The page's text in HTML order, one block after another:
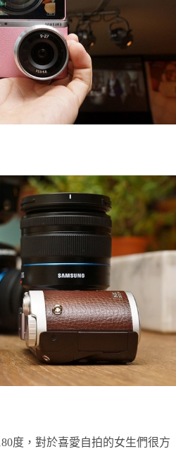
度，對於喜愛自拍的女生們很方